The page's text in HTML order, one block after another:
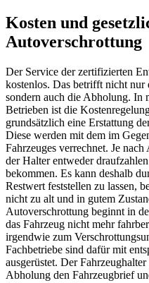
Kosten und
Autoverschrottung
Der Service der zertifizierten
kostenlos. Das betrifft nicht nur
sondern auch die Abholung. In
Betrieben ist die
grundsätzlich eine Erstattung
Diese werden mit dem im
Fahrzeuges verrechnet. Je
der Halter entweder
bekommen. Es kann deshalb
Restwert feststellen zu lassen,
nicht zu alt und in gutem
Autoverschrottung beginnt in
das Fahrzeug nicht mehr
irgendwie zum
Fachbetriebe sind dafür mit
ausgerüstet. Der
Abholung den Fahrzeugbrief